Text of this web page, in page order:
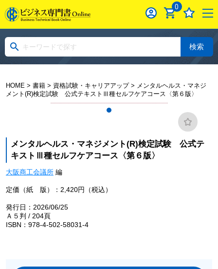
0
検索
HOME> 書籍> 資格試験・キャリアアップ> メンタルヘルス・マネジ
メント(R)検定試験 公式テキストⅢ種セルフケアコース〈第６版〉
メンタルヘルス・マネジメント(R)検定試験 公式テ
キストⅢ種セルフケアコース〈第６版〉
大阪商工会議所編
定価（紙 版）：2,420円（税込）
発行日：2026/06/25
Ａ５判 / 204頁
ISBN：978-4-502-58031-4